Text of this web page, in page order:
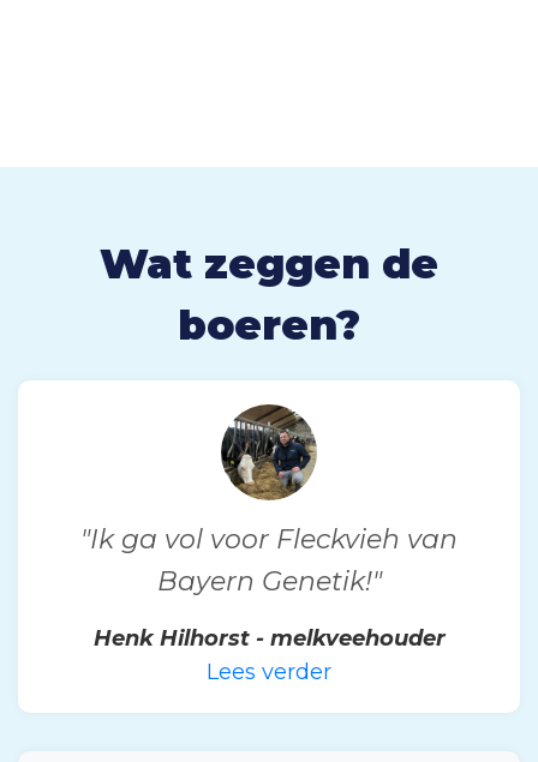
Wat zeggen de
boeren?
"Ik ga vol voor Fleckvieh van
Bayern Genetik!"
Henk Hilhorst - melkveehouder
Lees verder